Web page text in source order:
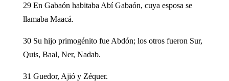
29 En Gabaón habitaba Abí Gabaón, cuya esposa se
llamaba Maacá.
30 Su hijo primogénito fue Abdón; los otros fueron Sur,
Quis, Baal, Ner, Nadab.
31 Guedor, Ajió y Zéquer.